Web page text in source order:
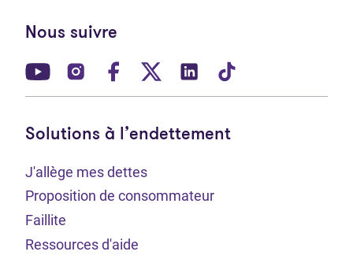
Nous suivre
(Ouvre dans un nouvel onglet)
(Ouvre dans un nouvel onglet)
(Ouvre dans un nouvel onglet)
(Ouvre dans un nouvel
(Ouvre dans un
Solutions à l’endettement
J'allège mes dettes
Proposition de consommateur
Faillite
Ressources d'aide